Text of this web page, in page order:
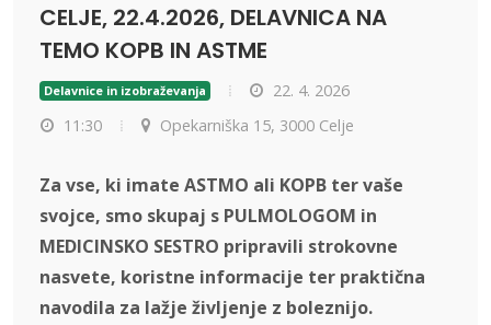
CELJE, 22.4.2026, DELAVNICA NA
TEMO KOPB IN ASTME
Delavnice in izobraževanja
22. 4. 2026
11:30
Opekarniška 15, 3000 Celje
Za vse, ki imate ASTMO ali KOPB ter vaše
svojce, smo skupaj s PULMOLOGOM in
MEDICINSKO SESTRO pripravili strokovne
nasvete, koristne informacije ter praktična
navodila za lažje življenje z boleznijo.